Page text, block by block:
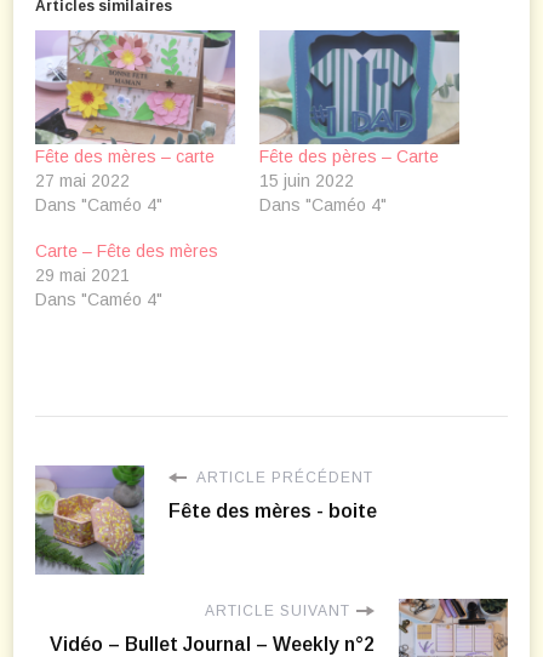
Articles similaires
Fête des mères – carte
27 mai 2022
Dans "Caméo 4"
Fête des pères – Carte
15 juin 2022
Dans "Caméo 4"
Carte – Fête des mères
29 mai 2021
Dans "Caméo 4"
ARTICLE PRÉCÉDENT
Fête des mères - boite
ARTICLE SUIVANT
Vidéo – Bullet Journal – Weekly n°2